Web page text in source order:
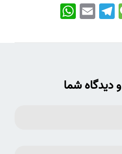
WhatsApp EmailTelegram
شما